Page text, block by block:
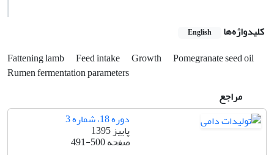
کلیدواژه‌ها English
Fattening lamb Feed intake Growth
Pomegranate seed oil
Rumen fermentation parameters
مراجع
دوره 18، شماره 3
پاییز 1395
صفحه491-500